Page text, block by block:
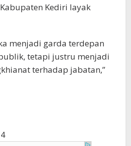
Kediri layak
menjadi garda terdepan
tetapi justru menjadi
terhadap jabatan,”